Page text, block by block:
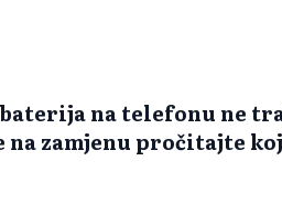
baterija na telefonu ne
na zamjenu pročitajte